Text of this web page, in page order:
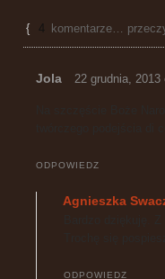
{ 4 komentarze…
Jola 22 grudnia, 2013
ODPOWIEDZ
Agnieszka
ODPOWIEDZ